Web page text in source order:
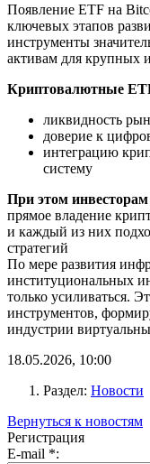
Появление ETF на
ключевых этапов
инструменты
активам для крупных
Криптовалютные
ликвидность
доверие к
интеграцию
систему
При этом
прямое владение
и каждый из них
стратегий
По мере развития
институциональных
только усиливаться.
инструментов,
индустрии
18.05.2026, 10:00
Раздел: Новости
Вернуться к новостям
Регистрация
E-mail *: